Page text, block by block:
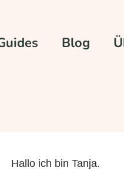
Blog
Hallo ich bin Tanja.